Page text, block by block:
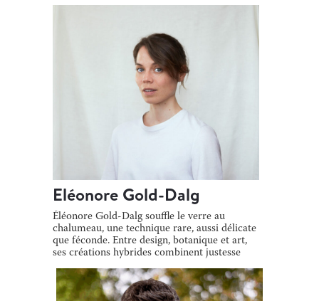
Eléonore Gold-Dalg
Éléonore Gold-Dalg souffle le verre au
chalumeau, une technique rare, aussi délicate
que féconde. Entre design, botanique et art,
ses créations hybrides combinent justesse